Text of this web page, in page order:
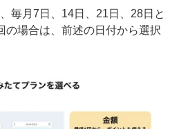
毎月7日、14日、21日、28日と
の場合は、前述の日付から選択